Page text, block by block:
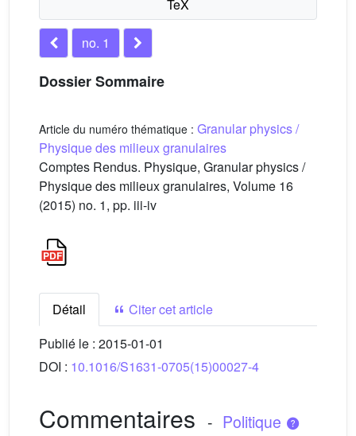
no. 1
Dossier Sommaire
Article du numéro thématique : Granular physics /
Physique des milieux granulaires
Comptes Rendus. Physique, Granular physics /
Physique des milieux granulaires, Volume 16
(2015) no. 1, pp. iii-iv
Détail
Citer cet article
Publié le : 2015-01-01
DOI : 10.1016/S1631-0705(15)00027-4
Commentaires - Politique